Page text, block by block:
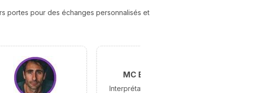
portes pour des échanges personnalisés et
MC Bramond
Interprétation des rêves